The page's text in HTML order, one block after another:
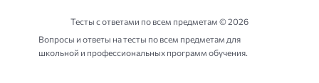
Тесты с ответами по всем предметам ©2026
Вопросы и ответы на тесты по всем предметам для
школьной и профессиональных программ обучения.